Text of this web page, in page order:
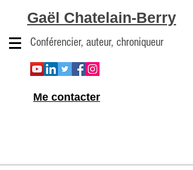
Gaël Chatelain-Berry
Conférencier, auteur, chroniqueur
Me contacter